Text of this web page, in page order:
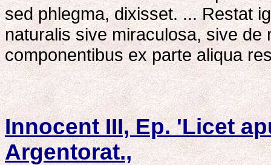
sed phlegma, dixisset. ... Restat
naturalis sive miraculosa, sive
componentibus ex parte aliqua
Innocent III, Ep. 'Licet
Argentorat.,